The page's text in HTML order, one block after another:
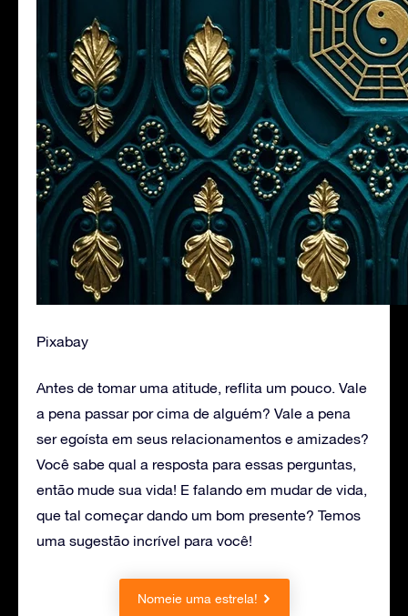
Pixabay
Antes de tomar uma atitude, reflita um pouco. Vale
a pena passar por cima de alguém? Vale a pena
ser egoísta em seus relacionamentos e amizades?
Você sabe qual a resposta para essas perguntas,
então mude sua vida! E falando em mudar de vida,
que tal começar dando um bom presente? Temos
uma sugestão incrível para você!
Nomeie uma estrela!